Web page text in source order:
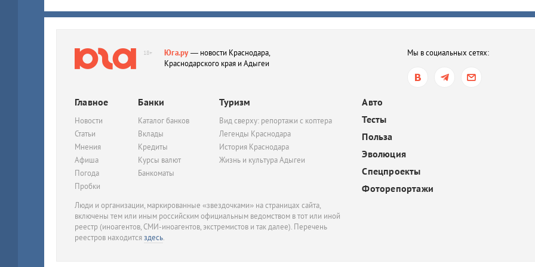
В Тихорецке мать
продолжить терапию
вчера, 14:04
18+ Юга.ру— новости Краснодара,
Краснодарского края и Адыгеи
Мы в социальных сетях:
Главное
Новости
Статьи
Мнения
Афиша
Погода
Пробки
Банки
Каталог банков
Вклады
Кредиты
Курсы валют
Банкоматы
Туризм
Вид сверху: репортажи с коптера
Легенды Краснодара
История Краснодара
Жизнь и культура Адыгеи
Авто
Тесты
Польза
Эволюция
Спецпроекты
Фоторепортажи
Люди и организации, маркированные «звездочками» на страницах сайта,
включены тем или иным российским официальным ведомством в тот или иной
реестр (иноагентов, СМИ-иноагентов, экстремистов и так далее). Перечень
реестров находитсяздесь.